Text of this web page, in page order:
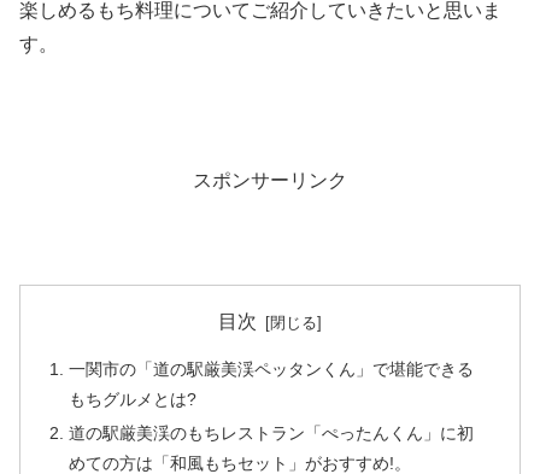
楽しめるもち料理についてご紹介していきたいと思いま
す。
スポンサーリンク
目次
一関市の「道の駅厳美渓ペッタンくん」で堪能できる
もちグルメとは?
道の駅厳美渓のもちレストラン「ぺったんくん」に初
めての方は「和風もちセット」がおすすめ!。